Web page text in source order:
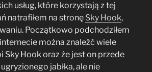
usług, które korzystają z tej
natrafiłem na stronę Sky Hook,
Początkowo podchodziłem
można znaleźć wiele
Hook oraz że jest on przede
jabłka, ale nie